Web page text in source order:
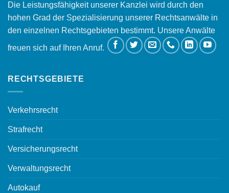
Die Leistungsfähigkeit unserer Kanzlei wird durch den
hohen Grad der Spezialisierung unserer Rechtsanwälte in
den einzelnen Rechtsgebieten bestimmt. Unsere Anwälte
freuen sich auf Ihren Anruf.
RECHTSGEBIETE
Verkehrsrecht
Strafrecht
Versicherungsrecht
Verwaltungsrecht
Autokauf